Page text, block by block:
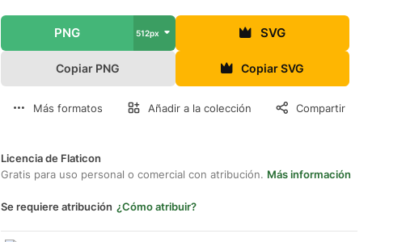
PNG 512px SVG
Copiar PNG Copiar SVG
Más formatos Añadir a la colección Compartir
Licencia de Flaticon
Gratis para uso personal o comercial con atribución. Más información
Se requiere atribución ¿Cómo atribuir?